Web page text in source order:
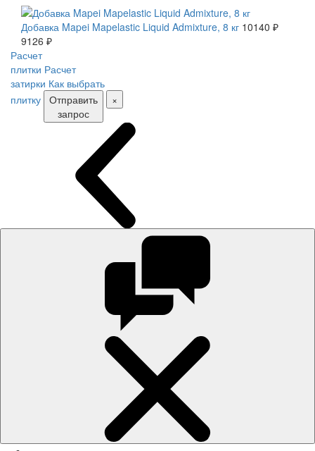
Добавка Mapei Mapelastic Liquid Admixture, 8 кг 10140 ₽
9126 ₽
Расчет
плитки Расчет
затирки Как выбрать
плитку Отправить
запрос
×